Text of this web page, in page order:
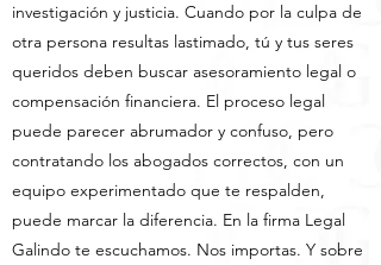
investigación y justicia. Cuando por la culpa de
otra persona resultas lastimado, tú y tus seres
queridos deben buscar asesoramiento legal o
compensación financiera. El proceso legal
puede parecer abrumador y confuso, pero
contratando los abogados correctos, con un
equipo experimentado que te respalden,
puede marcar la diferencia. En la firma Legal
Galindo te escuchamos. Nos importas. Y sobre